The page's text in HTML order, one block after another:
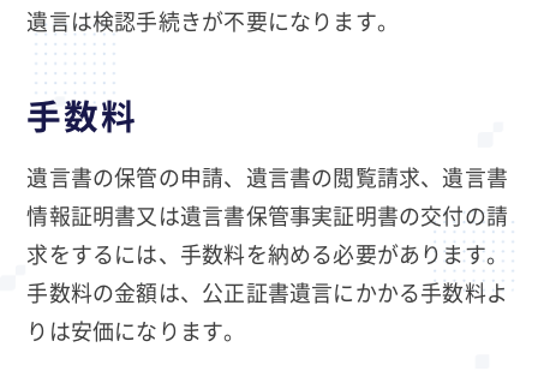
遺言は検認手続きが不要になります。
手数料
遺言書の保管の申請、遺言書の閲覧請求、遺言書
情報証明書又は遺言書保管事実証明書の交付の請
求をするには、手数料を納める必要があります。
手数料の金額は、公正証書遺言にかかる手数料よ
りは安価になります。